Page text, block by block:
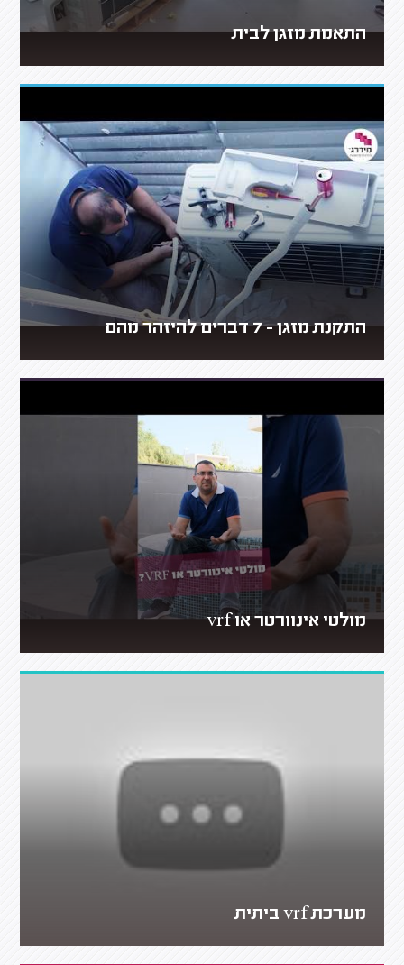
התאמת מזגן לבית
התקנת מזגן - 7 דברים להיזהר מהם
מולטי אינוורטר או vrf
מערכת vrf ביתית